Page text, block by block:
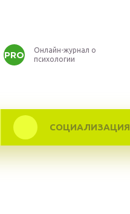
PRO
Онлайн-журнал о
психологии
СОЦИАЛИЗАЦИЯ